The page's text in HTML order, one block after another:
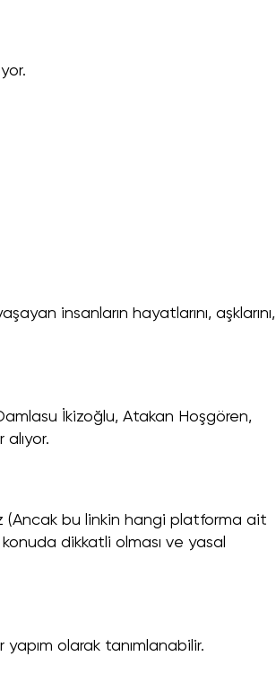
insanların hayatlarını, aşklarını,
İkizoğlu, Atakan Hoşgören,
(Ancak bu linkin hangi platforma ait
dikkatli olması ve yasal
olarak tanımlanabilir.